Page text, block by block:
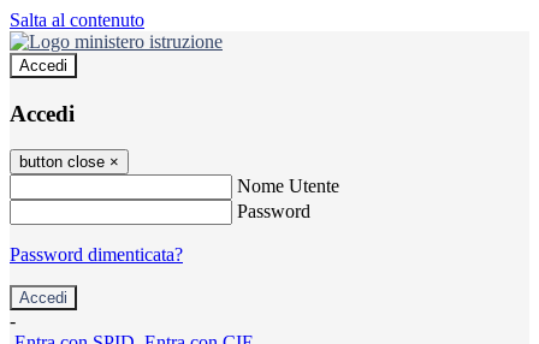
Salta al contenuto
Accedi
Accedi
button close ×
Nome Utente
Password
Password dimenticata?
-